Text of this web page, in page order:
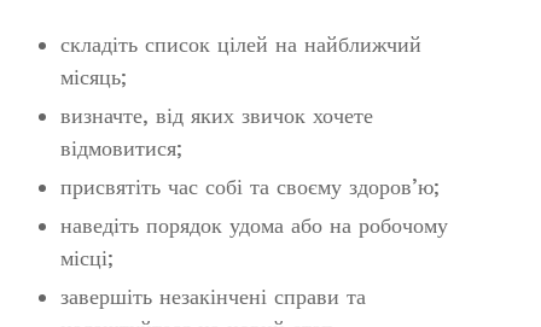
складіть список цілей на найближчий
місяць;
визначте, від яких звичок хочете
відмовитися;
присвятіть час собі та своєму здоров’ю;
наведіть порядок удома або на робочому
місці;
завершіть незакінчені справи та